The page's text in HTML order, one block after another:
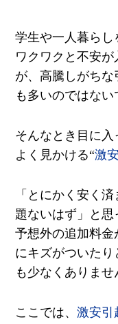
学生や一人暮ら
ワクワクと不安
が、高騰しがち
も多いのではない
そんなとき目に
よく見かける“激
「とにかく安く
題ないはず」と
予想外の追加料
にキズがついたり
も少なくありませ
ここでは、 激安引